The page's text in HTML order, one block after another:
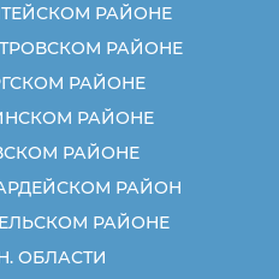
РАЙОНЕ
РАЙОНЕ
РАЙОНЕ
РАЙОНЕ
РАЙОНЕ
РАЙОН
РАЙОНЕ
ОБЛАСТИ